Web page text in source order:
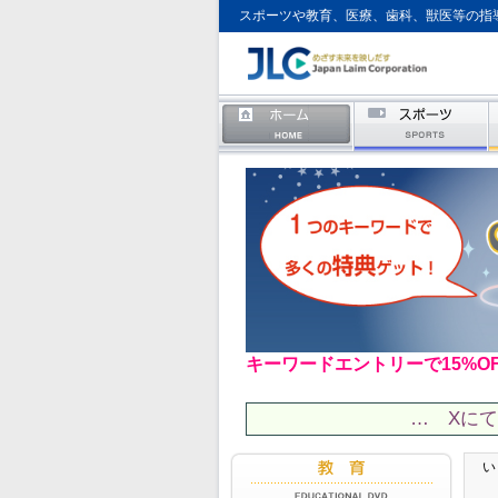
スポーツや教育、医療、歯科、獣医等の
キーワードエントリーで
… Xにて